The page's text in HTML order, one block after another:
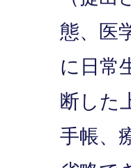
態、医
に日常
断した
手帳、